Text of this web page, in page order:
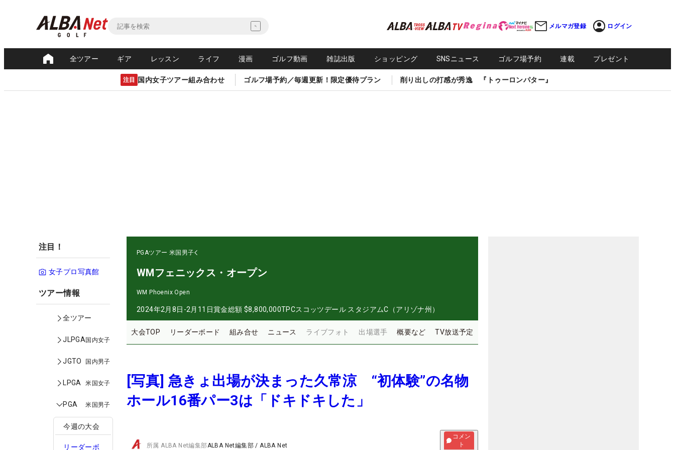
メルマガ登録 ログイン
全ツアー ギア レッスン ライフ 漫画 ゴルフ動画 雑誌出版 ショッピング SNSニュース ゴルフ場予約 連載 プレゼント
注目 国内女子ツアー組み合わせ ゴルフ場予約／毎週更新！限定優待プラン 削り出しの打感が秀逸 『トゥーロンパター』
注目！
女子プロ写真館
ツアー情報
全ツアー
JLPGA国内女子
JGTO 国内男子
LPGA 米国女子
PGA 米国男子
今週の大会
リーダーボ
PGAツアー 米国男子
WMフェニックス・オープン
WM Phoenix Open
2024年2月8日-2月11日賞金総額 $8,800,000TPCスコッツデール スタジアムC（アリゾナ州）
大会TOP リーダーボード 組み合せ ニュース ライブフォト 出場選手 概要など TV放送予定
[写真] 急きょ出場が決まった久常涼 “初体験”の名物
ホール16番パー3は「ドキドキした」
所属ALBA Net編集部ALBA Net編集部 /ALBA Net
コメン
ト